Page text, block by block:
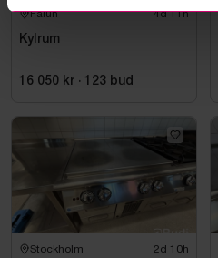
Falun 4d 11h
Kylrum
16 050 kr · 123 bud
Stockholm 2d 10h